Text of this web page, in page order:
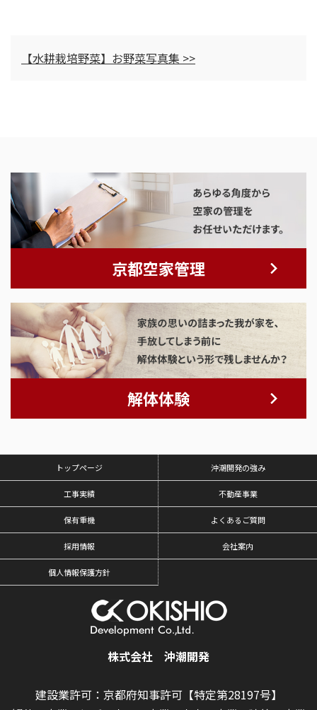
【水耕栽培野菜】お野菜写真集 >>
京都空家管理
解体体験
トップページ 沖潮開発の強み
工事実績 不動産事業
保有重機 よくあるご質問
採用情報 会社案内
個人情報保護方針
株式会社 沖潮開発
建設業許可：京都府知事許可【特定第28197号】